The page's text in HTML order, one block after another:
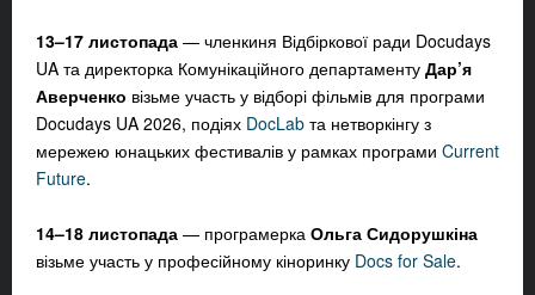
13–17 листопада — членкиня Відбіркової ради Docudays
UA та директорка Комунікаційного департаменту Дар’я
Аверченко візьме участь у відборі фільмів для програми
Docudays UA 2026, подіях DocLab та нетворкінгу з
мережею юнацьких фестивалів у рамках програми Current
Future.
14–18 листопада — програмерка Ольга Сидорушкіна
візьме участь у професійному кіноринку Docs for Sale.